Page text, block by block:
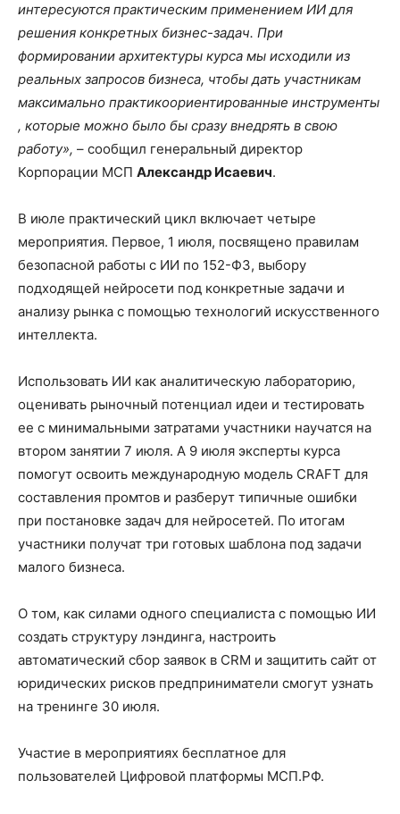
интересуются практическим применением ИИ для
решения конкретных бизнес-задач. При
формировании архитектуры курса мы исходили из
реальных запросов бизнеса, чтобы дать участникам
максимально практикоориентированные инструменты
, которые можно было бы сразу внедрять в свою
работу», – сообщил генеральный директор
Корпорации МСП Александр Исаевич.
В июле практический цикл включает четыре
мероприятия. Первое, 1 июля, посвящено правилам
безопасной работы с ИИ по 152-ФЗ, выбору
подходящей нейросети под конкретные задачи и
анализу рынка с помощью технологий искусственного
интеллекта.
Использовать ИИ как аналитическую лабораторию,
оценивать рыночный потенциал идеи и тестировать
ее с минимальными затратами участники научатся на
втором занятии 7 июля. А 9 июля эксперты курса
помогут освоить международную модель CRAFT для
составления промтов и разберут типичные ошибки
при постановке задач для нейросетей. По итогам
участники получат три готовых шаблона под задачи
малого бизнеса.
О том, как силами одного специалиста с помощью ИИ
создать структуру лэндинга, настроить
автоматический сбор заявок в CRM и защитить сайт от
юридических рисков предприниматели смогут узнать
на тренинге 30 июля.
Участие в мероприятиях бесплатное для
пользователей Цифровой платформы МСП.РФ.